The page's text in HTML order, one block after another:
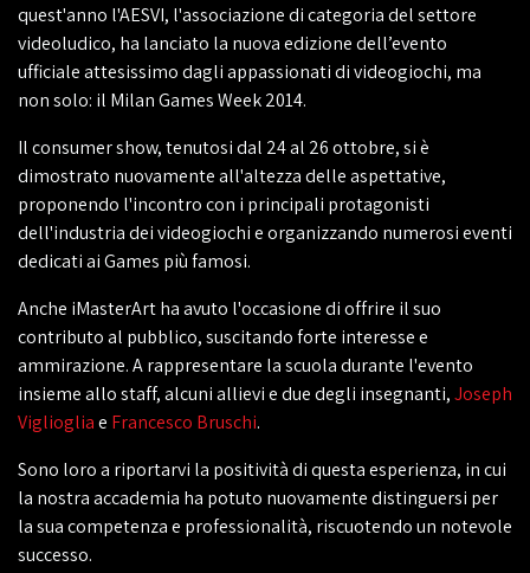
quest'anno l'AESVI, l'associazione di categoria del settore
videoludico, ha lanciato la nuova edizione dell’evento
ufficiale attesissimo dagli appassionati di videogiochi, ma
non solo: il Milan Games Week 2014.
Il consumer show, tenutosi dal 24 al 26 ottobre, si è
dimostrato nuovamente all'altezza delle aspettative,
proponendo l'incontro con i principali protagonisti
dell'industria dei videogiochi e organizzando numerosi eventi
dedicati ai Games più famosi.
Anche iMasterArt ha avuto l'occasione di offrire il suo
contributo al pubblico, suscitando forte interesse e
ammirazione. A rappresentare la scuola durante l'evento
insieme allo staff, alcuni allievi e due degli insegnanti,Joseph
Vigliogliae Francesco Bruschi.
Sono loro a riportarvi la positività di questa esperienza, in cui
la nostra accademia ha potuto nuovamente distinguersi per
la sua competenza e professionalità, riscuotendo un notevole
successo.